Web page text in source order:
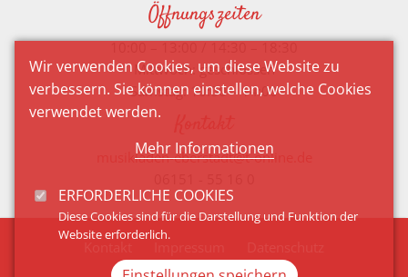
Öffnungszeiten
Mittwoch: geschlossen
Samstag: 10:00 – 14:00
musikladen-eberstadt@t-online.de
Wir verwenden Cookies, um diese Website zu
verbessern. Sie können einstellen, welche Cookies
verwendet werden.
Mehr Informationen
ERFORDERLICHE COOKIES
Diese Cookies sind für die Darstellung und Funktion der
Website erforderlich.